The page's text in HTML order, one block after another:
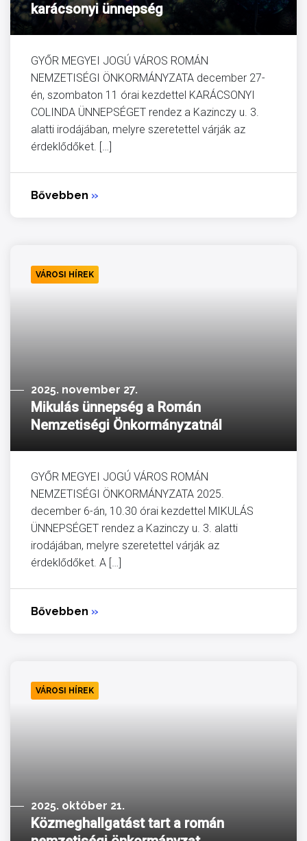
karácsonyi ünnepség
GYŐR MEGYEI JOGÚ VÁROS ROMÁN
NEMZETISÉGI ÖNKORMÁNYZATA december 27-
én, szombaton 11 órai kezdettel KARÁCSONYI
COLINDA ÜNNEPSÉGET rendez a Kazinczy u. 3.
alatti irodájában, melyre szeretettel várják az
érdeklődőket. […]
Bővebben »
VÁROSI HÍREK
2025. november 27.
Mikulás ünnepség a Román
Nemzetiségi Önkormányzatnál
GYŐR MEGYEI JOGÚ VÁROS ROMÁN
NEMZETISÉGI ÖNKORMÁNYZATA 2025.
december 6-án, 10.30 órai kezdettel MIKULÁS
ÜNNEPSÉGET rendez a Kazinczy u. 3. alatti
irodájában, melyre szeretettel várják az
érdeklődőket. A […]
Bővebben »
VÁROSI HÍREK
2025. október 21.
Közmeghallgatást tart a román